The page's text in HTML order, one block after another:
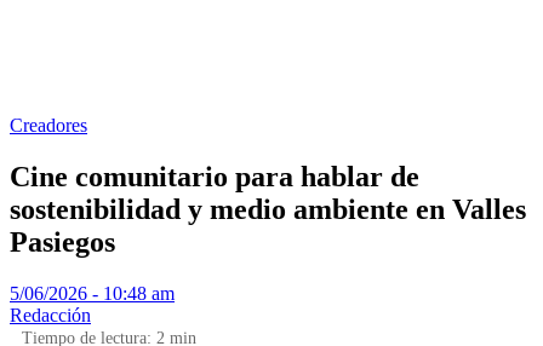
Creadores
Cine comunitario para hablar de
sostenibilidad y medio ambiente en Valles
Pasiegos
5/06/2026 - 10:48 am
Redacción
Tiempo de lectura: 2 min